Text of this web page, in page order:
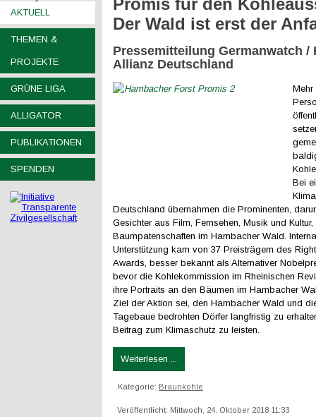
AKTUELL
THEMEN &
PROJEKTE
GRÜNE LIGA
ALLIGATOR
PUBLIKATIONEN
SPENDEN
Promis für den
Der Wald ist erst der
Pressemitteilung Germanwatch /
Allianz Deutschland
Bei
Deutschland übernahmen die Prominenten,
Gesichter aus Film, Fernsehen, Musik und Kultur,
Baumpatenschaften im Hambacher Wald.
Unterstützung kam von 37 Preisträgern des
Awards, besser bekannt als Alternativer
bevor die Kohlekommission im Rheinischen
ihre Portraits an den Bäumen im Hambacher
Ziel der Aktion sei, den Hambacher Wald und
Tagebaue bedrohten Dörfer langfristig zu
Beitrag zum Klimaschutz zu leisten.
Weiterlesen ...
Kategorie: Braunkohle
Veröffentlicht: Mittwoch, 24. Oktober 2018 11:33